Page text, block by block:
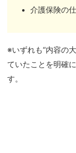
介護保険の
※いずれも“内容の
ていたことを明確
す。